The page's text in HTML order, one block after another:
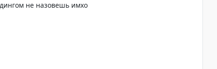
не назовешь имхо